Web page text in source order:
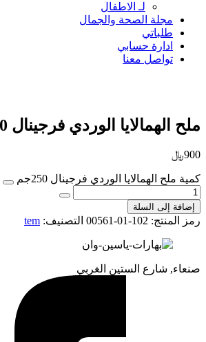
لـ الاطفال
مجلة الصحة والجمال
طلباتي
ادارة حسابي
تواصل معنا
ملح الهمالايا الوردي فرجينال 250جم
900﷼
كمية ملح الهمالايا الوردي فرجينال 250جم
إضافة إلى السلة
رمز المنتج: 102-01-00561 التصنيف: tem
صنعاء, شارع الستين الغربي